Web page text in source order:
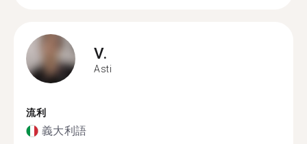
V.
Asti
流利
義大利語